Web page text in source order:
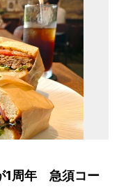
1周年 急須コー